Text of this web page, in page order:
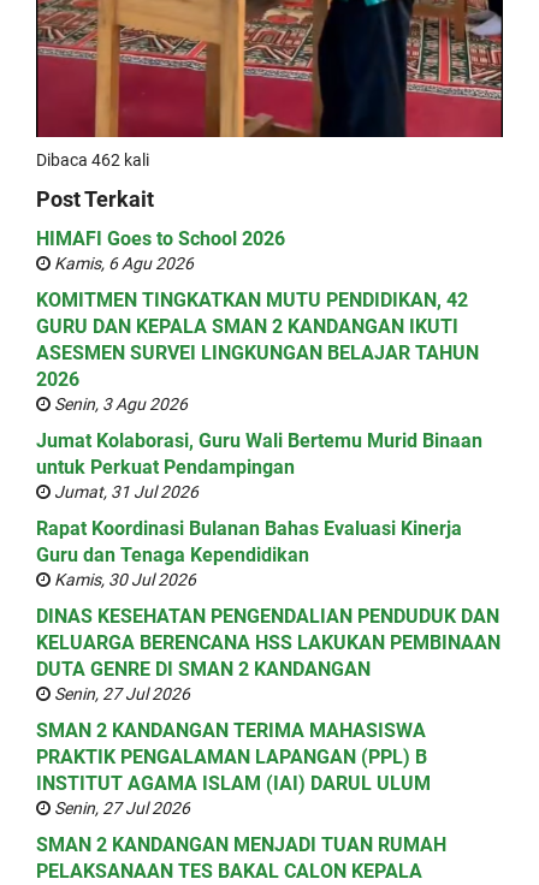
Dibaca 462 kali
Post Terkait
HIMAFI Goes to School 2026
Kamis, 6 Agu 2026
KOMITMEN TINGKATKAN MUTU PENDIDIKAN, 42
GURU DAN KEPALA SMAN 2 KANDANGAN IKUTI
ASESMEN SURVEI LINGKUNGAN BELAJAR TAHUN
2026
Senin, 3 Agu 2026
Jumat Kolaborasi, Guru Wali Bertemu Murid Binaan
untuk Perkuat Pendampingan
Jumat, 31 Jul 2026
Rapat Koordinasi Bulanan Bahas Evaluasi Kinerja
Guru dan Tenaga Kependidikan
Kamis, 30 Jul 2026
DINAS KESEHATAN PENGENDALIAN PENDUDUK DAN
KELUARGA BERENCANA HSS LAKUKAN PEMBINAAN
DUTA GENRE DI SMAN 2 KANDANGAN
Senin, 27 Jul 2026
SMAN 2 KANDANGAN TERIMA MAHASISWA
PRAKTIK PENGALAMAN LAPANGAN (PPL) B
INSTITUT AGAMA ISLAM (IAI) DARUL ULUM
Senin, 27 Jul 2026
SMAN 2 KANDANGAN MENJADI TUAN RUMAH
PELAKSANAAN TES BAKAL CALON KEPALA